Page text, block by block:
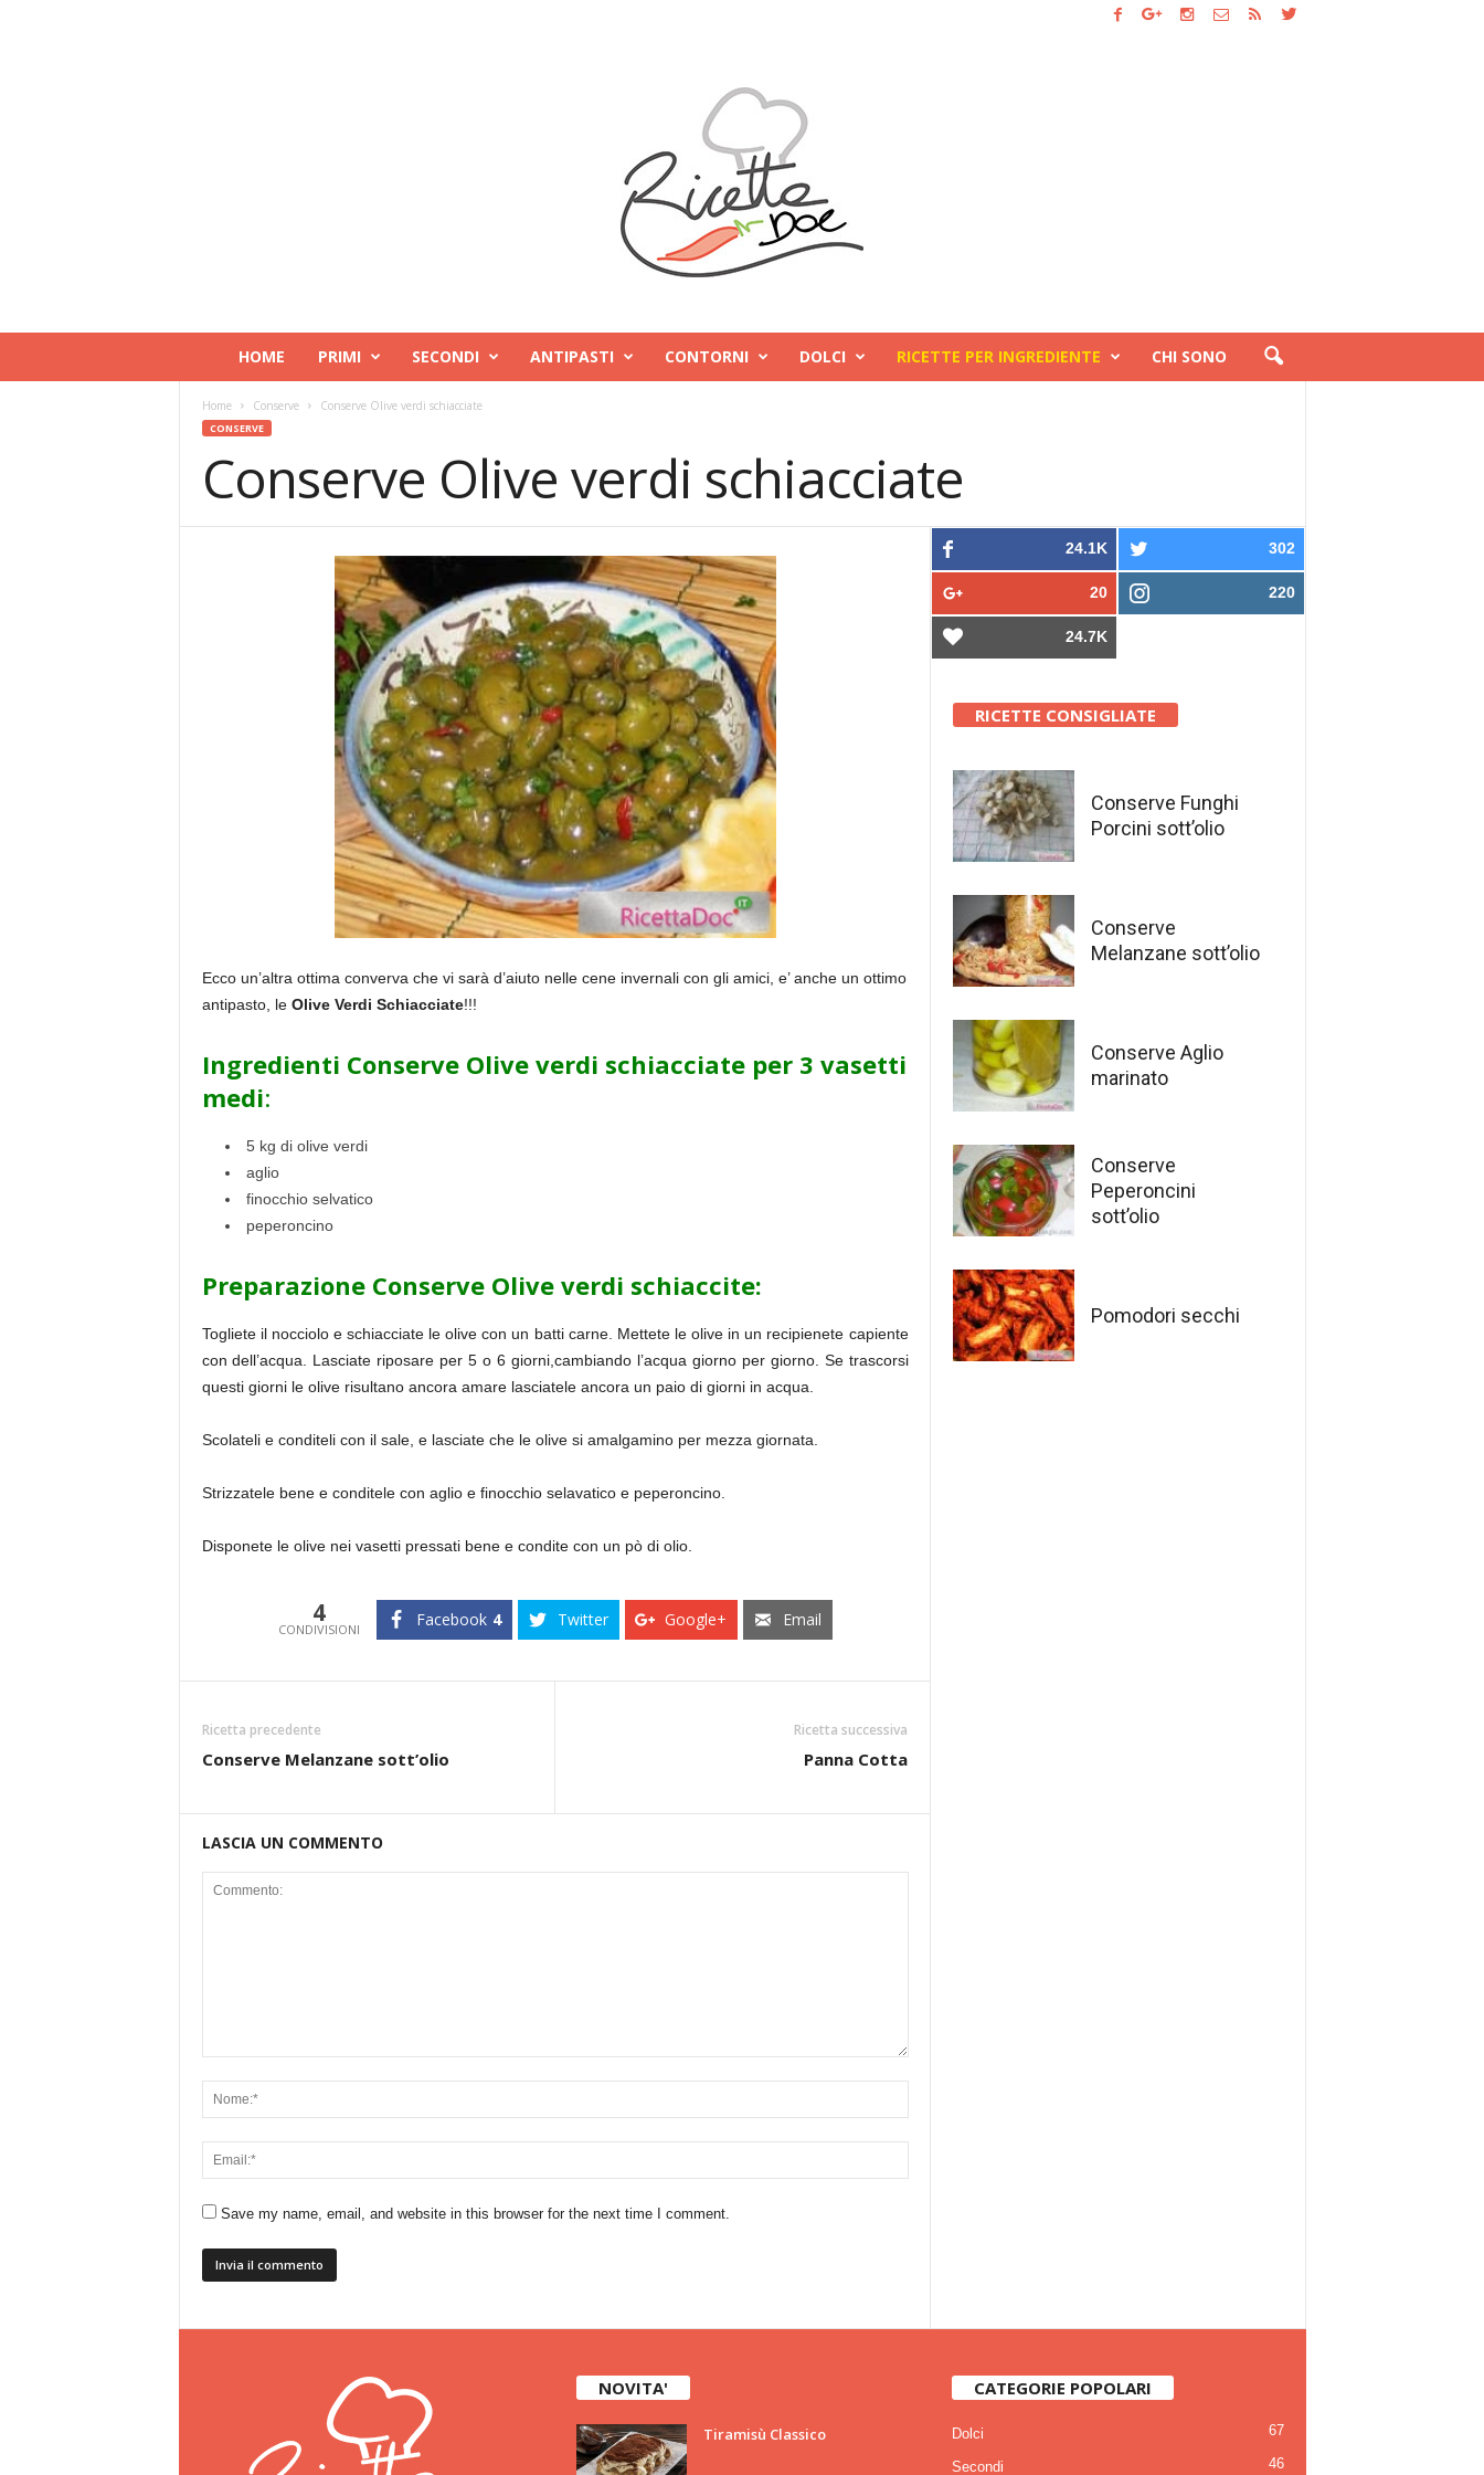
HOME PRIMI SECONDI ANTIPASTI CONTORNI DOLCI RICETTE PER INGREDIENTE CHI SONO
Home Conserve Conserve Olive verdi schiacciate
CONSERVE
Conserve Olive verdi schiacciate
Ecco un’altra ottima converva che vi sarà d’aiuto nelle cene invernali con gli amici, e’ anche un ottimo
antipasto, le Olive Verdi Schiacciate!!!
Ingredienti Conserve Olive verdi schiacciate per 3 vasetti
medi:
5 kg di olive verdi
aglio
finocchio selvatico
peperoncino
Preparazione Conserve Olive verdi schiaccite:
Togliete il nocciolo e schiacciate le olive con un batti carne. Mettete le olive in un recipienete capiente
con dell’acqua. Lasciate riposare per 5 o 6 giorni,cambiando l’acqua giorno per giorno. Se trascorsi
questi giorni le olive risultano ancora amare lasciatele ancora un paio di giorni in acqua.
Scolateli e conditeli con il sale, e lasciate che le olive si amalgamino per mezza giornata.
Strizzatele bene e conditele con aglio e finocchio selavatico e peperoncino.
Disponete le olive nei vasetti pressati bene e condite con un pò di olio.
4
CONDIVISIONI Facebook 4 Twitter Google+ Email
Ricetta precedente
Conserve Melanzane sott’olio
Ricetta successiva
Panna Cotta
LASCIA UN COMMENTO
Save my name, email, and website in this browser for the next time I comment.
24.1K 302
20 220
24.7K
RICETTE CONSIGLIATE
Conserve Funghi
Porcini sott’olio
Conserve
Melanzane sott’olio
Conserve Aglio
marinato
Conserve
Peperoncini
sott’olio
Pomodori secchi
NOVITA'
Tiramisù Classico
CATEGORIE POPOLARI
Dolci 67
Secondi 46